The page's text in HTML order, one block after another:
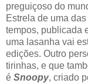
preguiçoso do
Estrela de uma
tempos, publicada
uma lasanha vai
edições. Outro
tirinhas, e que
é Snoopy, criado